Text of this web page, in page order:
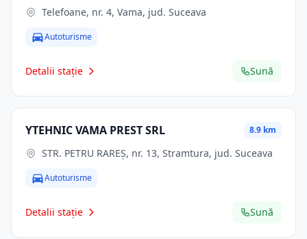
Telefoane, nr. 4, Vama, jud. Suceava
Autoturisme
Detalii stație Sună
YTEHNIC VAMA PREST SRL 8.9 km
STR. PETRU RAREŞ, nr. 13, Stramtura, jud. Suceava
Autoturisme
Detalii stație Sună